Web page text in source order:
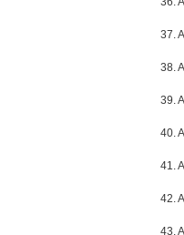
37.
38.
39.
40.
41.
42.
43.